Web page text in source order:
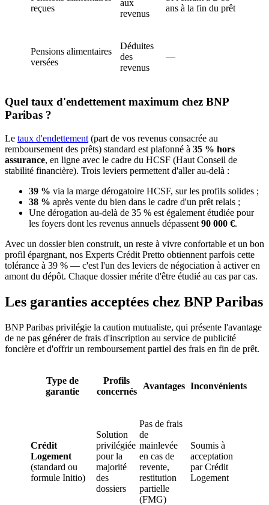
reçues
aux
revenus
ans à la fin du prêt
Pensions alimentaires
versées
Déduites
des
revenus
—
Quel taux d'endettement maximum chez BNP
Paribas ?
Le taux d'endettement (part de vos revenus consacrée au
remboursement des prêts) standard est plafonné à 35 % hors
assurance, en ligne avec le cadre du HCSF (Haut Conseil de
stabilité financière). Trois leviers permettent d'aller au-delà :
39 % via la marge dérogatoire HCSF, sur les profils solides ;
38 % après vente du bien dans le cadre d'un prêt relais ;
Une dérogation au-delà de 35 % est également étudiée pour
les foyers dont les revenus annuels dépassent 90 000 €.
Avec un dossier bien construit, un reste à vivre confortable et un bon
profil épargnant, nos Experts Crédit Pretto obtiennent parfois cette
tolérance à 39 % — c'est l'un des leviers de négociation à activer en
amont du dépôt. Chaque dossier mérite d'être étudié au cas par cas.
Les garanties acceptées chez BNP Paribas
BNP Paribas privilégie la caution mutualiste, qui présente l'avantage
de ne pas générer de frais d'inscription au service de publicité
foncière et d'offrir un remboursement partiel des frais en fin de prêt.
Type de
garantie
Profils
concernés
Avantages Inconvénients
Crédit
Logement
(standard ou
formule Initio)
Solution
privilégiée
pour la
majorité
des
dossiers
Pas de frais
de
mainlevée
en cas de
revente,
restitution
partielle
(FMG)
Soumis à
acceptation
par Crédit
Logement